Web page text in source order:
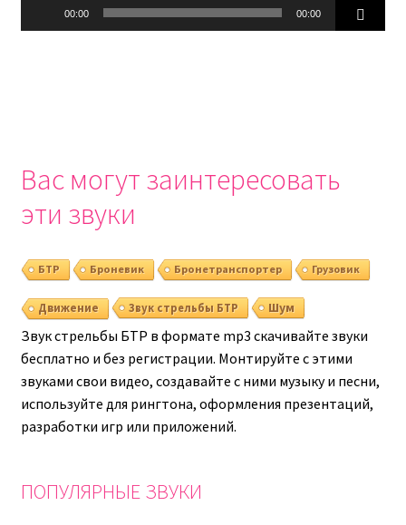
00:00 00:00
Вас могут заинтересовать
эти звуки
БТР Броневик Бронетранспортер Грузовик
Движение Звук стрельбы БТР Шум
Звук стрельбы БТР в формате mp3 скачивайте звуки
бесплатно и без регистрации. Монтируйте с этими
звуками свои видео, создавайте с ними музыку и песни,
используйте для рингтона, оформления презентаций,
разработки игр или приложений.
ПОПУЛЯРНЫЕ ЗВУКИ